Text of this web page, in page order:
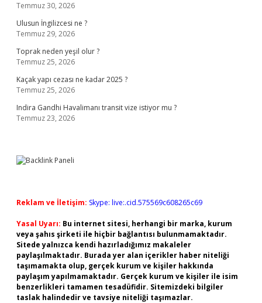
Temmuz 30, 2026
Ulusun İngilizcesi ne ?
Temmuz 29, 2026
Toprak neden yeşil olur ?
Temmuz 25, 2026
Kaçak yapı cezası ne kadar 2025 ?
Temmuz 25, 2026
Indira Gandhi Havalimanı transit vize istiyor mu ?
Temmuz 23, 2026
Reklam ve İletişim: Skype: live:.cid.575569c608265c69
Yasal Uyarı: Bu internet sitesi, herhangi bir marka, kurum
veya şahıs şirketi ile hiçbir bağlantısı bulunmamaktadır.
Sitede yalnızca kendi hazırladığımız makaleler
paylaşılmaktadır. Burada yer alan içerikler haber niteliği
taşımamakta olup, gerçek kurum ve kişiler hakkında
paylaşım yapılmamaktadır. Gerçek kurum ve kişiler ile isim
benzerlikleri tamamen tesadüfidir. Sitemizdeki bilgiler
taslak halindedir ve tavsiye niteliği taşımazlar.